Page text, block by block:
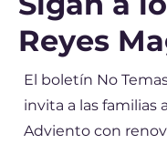
Reyes
El boletín No
invita a las familias
Adviento con